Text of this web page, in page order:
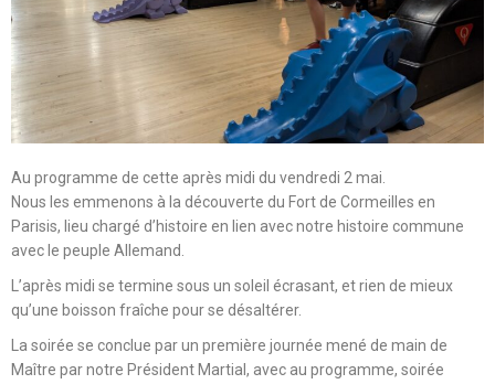
Au programme de cette après midi du vendredi 2 mai.
Nous les emmenons à la découverte du Fort de Cormeilles en
Parisis, lieu chargé d’histoire en lien avec notre histoire commune
avec le peuple Allemand.
L’après midi se termine sous un soleil écrasant, et rien de mieux
qu’une boisson fraîche pour se désaltérer.
La soirée se conclue par un première journée mené de main de
Maître par notre Président Martial, avec au programme, soirée